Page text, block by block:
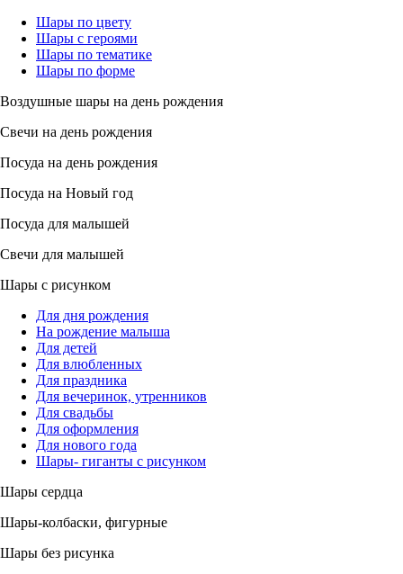
Шары по цвету
Шары с героями
Шары по тематике
Шары по форме
Воздушные шары на день рождения
Свечи на день рождения
Посуда на день рождения
Посуда на Новый год
Посуда для малышей
Свечи для малышей
Шары с рисунком
Для дня рождения
На рождение малыша
Для детей
Для влюбленных
Для праздника
Для вечеринок, утренников
Для свадьбы
Для оформления
Для нового года
Шары- гиганты с рисунком
Шары сердца
Шары-колбаски, фигурные
Шары без рисунка